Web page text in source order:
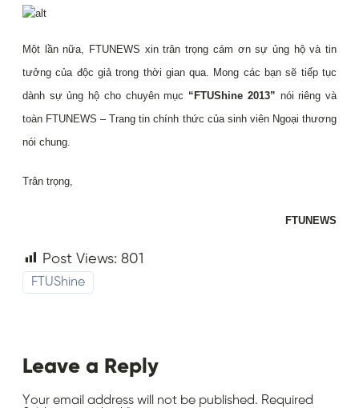
Một lần nữa, FTUNEWS xin trân trọng cám ơn sự ủng hộ và tin
tưởng của độc giả trong thời gian qua. Mong các bạn sẽ tiếp tục
dành sự ủng hộ cho chuyên mục “FTUShine 2013” nói riêng và
toàn FTUNEWS – Trang tin chính thức của sinh viên Ngoại thương
nói chung.
Trân trọng,
FTUNEWS
Post Views: 801
FTUShine
Leave a Reply
Your email address will not be published. Required